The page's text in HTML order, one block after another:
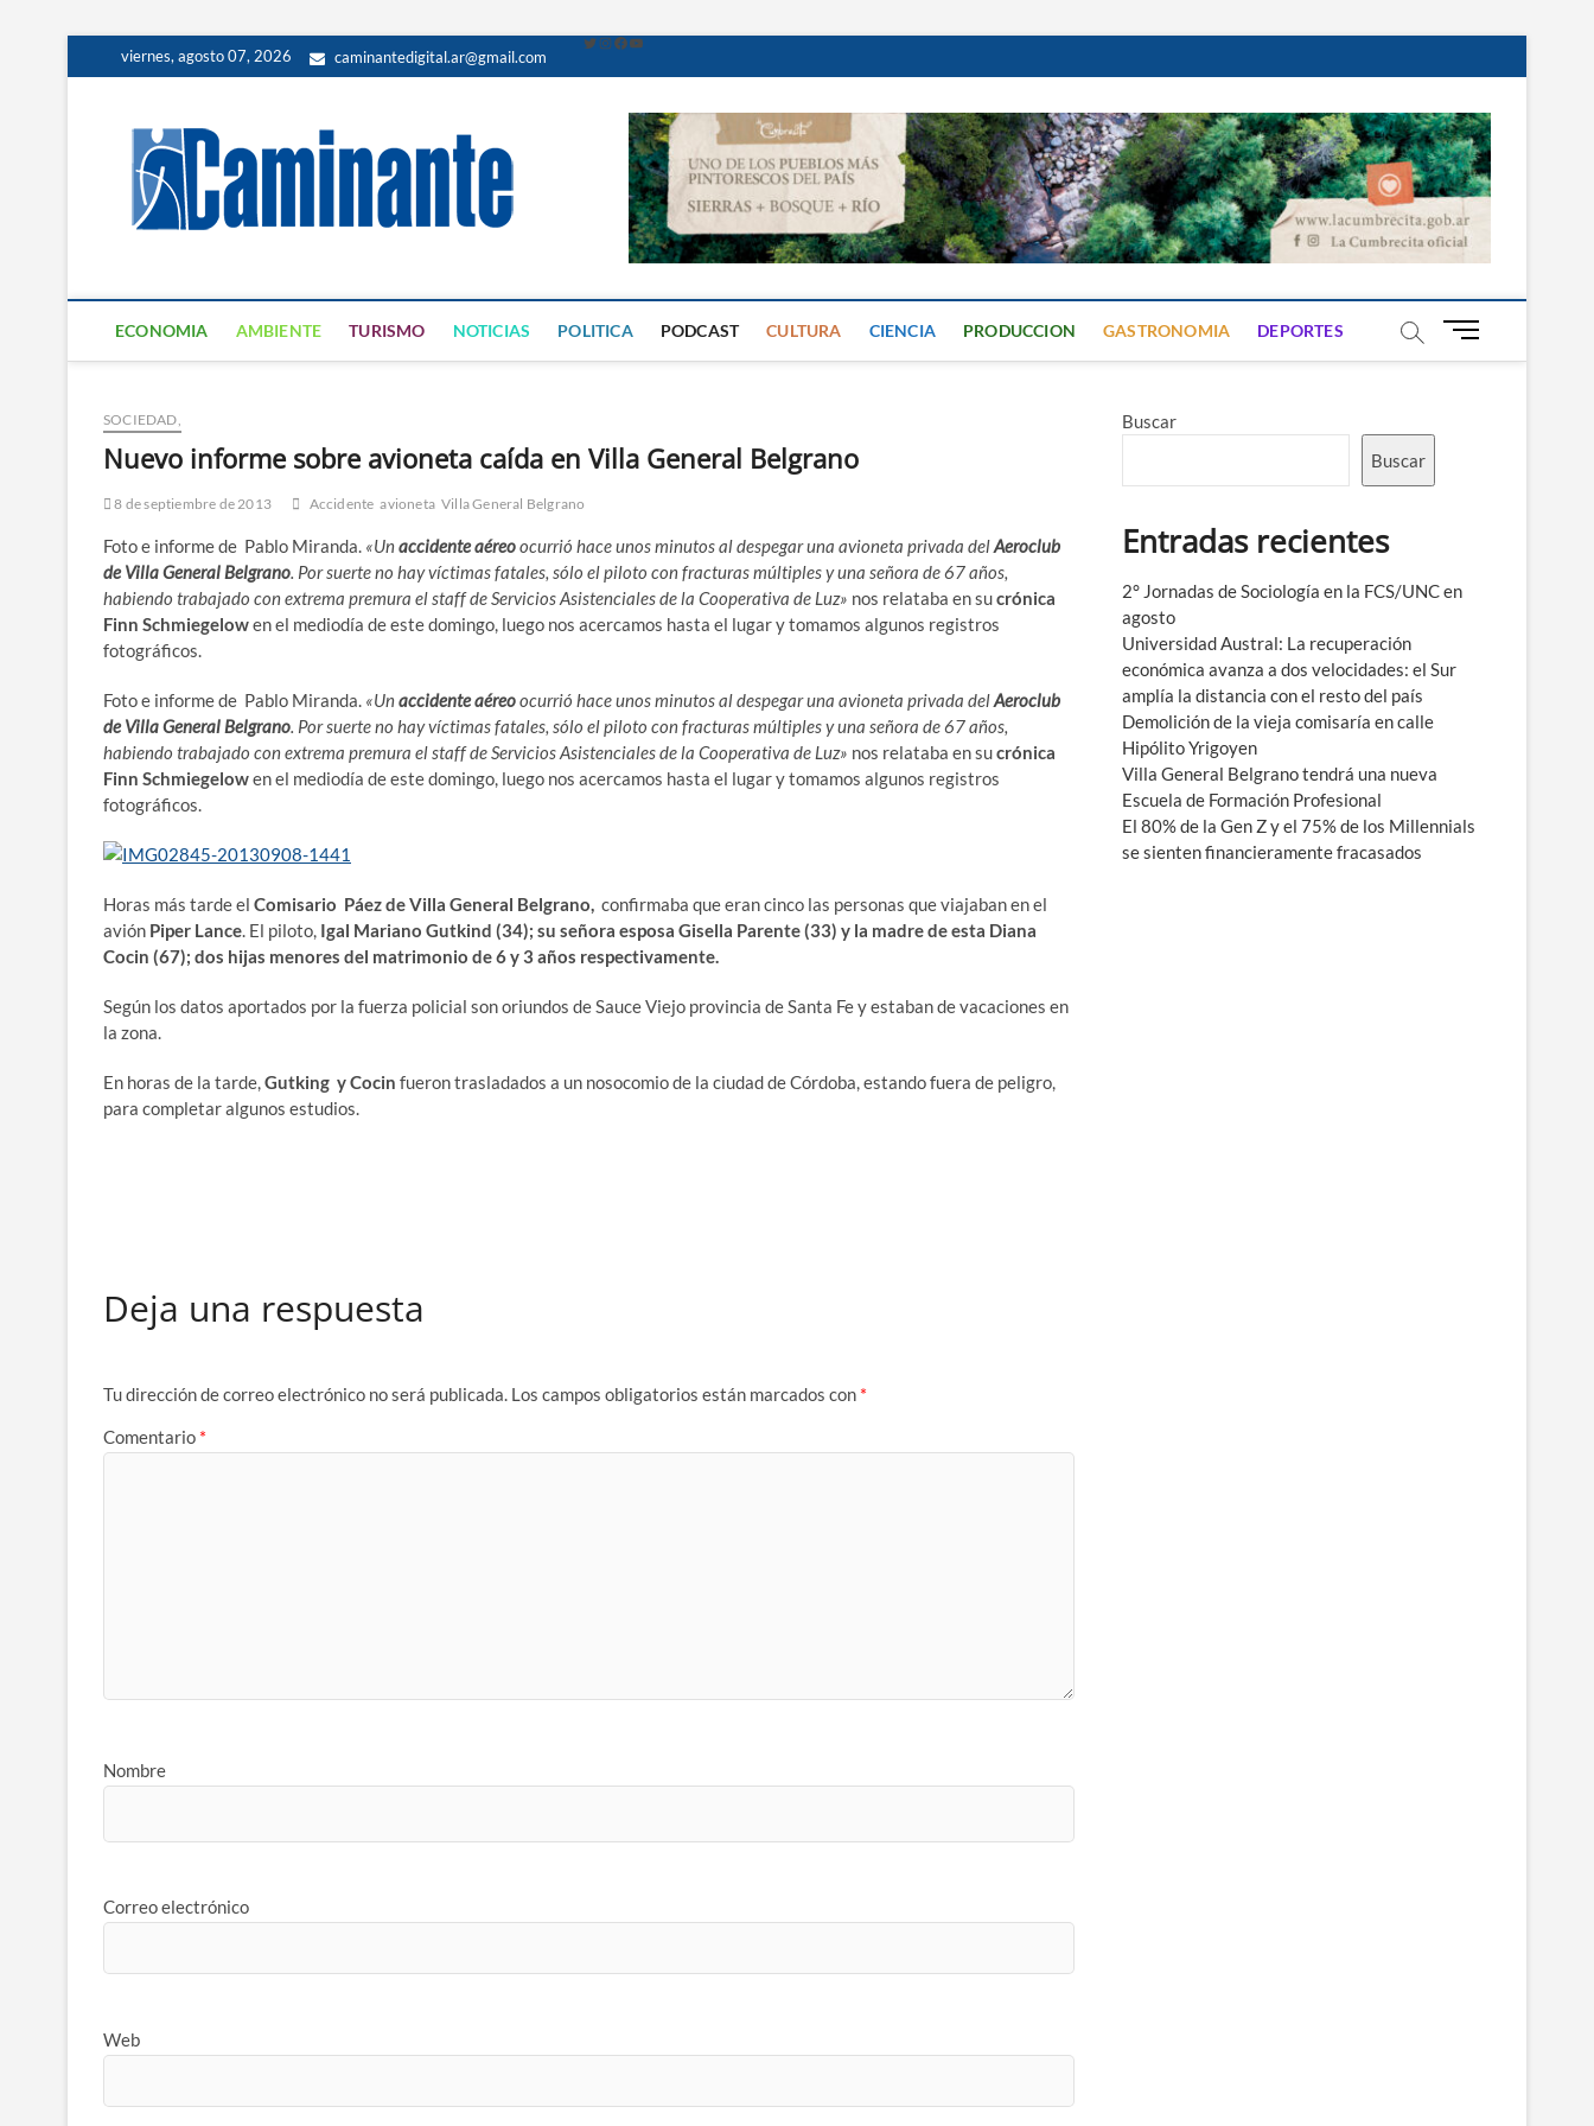
viernes, agosto 07, 2026 caminantedigital.ar@gmail.com
Caminante Digital
PERIÓDICO DIGITAL DEL VALLE DE CALAMUCHITA
ECONOMIA AMBIENTE TURISMO NOTICIAS POLITICA PODCAST CULTURA CIENCIA PRODUCCION GASTRONOMIA DEPORTES
B
ú
SOCIEDAD,
Nuevo informe sobre avioneta caída en Villa General Belgrano
8 de septiembre de 2013 Accidente avioneta Villa General Belgrano
Foto e informe de Pablo Miranda. «Unaccidente aéreoocurrió hace unos minutos al despegar una avioneta privada delAeroclub
de Villa General Belgrano. Por suerte no hay víctimas fatales, sólo el piloto con fracturas múltiples y una señora de 67 años,
habiendo trabajado con extrema premura el staff de Servicios Asistenciales de la Cooperativa de Luz» nos relataba en sucrónica
Finn Schmiegelowen el mediodía de este domingo, luego nos acercamos hasta el lugar y tomamos algunos registros
fotográficos.
Foto e informe de Pablo Miranda. «Unaccidente aéreoocurrió hace unos minutos al despegar una avioneta privada delAeroclub
de Villa General Belgrano. Por suerte no hay víctimas fatales, sólo el piloto con fracturas múltiples y una señora de 67 años,
habiendo trabajado con extrema premura el staff de Servicios Asistenciales de la Cooperativa de Luz» nos relataba en sucrónica
Finn Schmiegelowen el mediodía de este domingo, luego nos acercamos hasta el lugar y tomamos algunos registros
fotográficos.
Horas más tarde el Comisario Páez de Villa General Belgrano, confirmaba que eran cinco las personas que viajaban en el
avión Piper Lance. El piloto, Igal Mariano Gutkind (34); su señora esposa Gisella Parente (33) y la madre de esta Diana
Cocin (67); dos hijas menores del matrimonio de 6 y 3 años respectivamente.
Según los datos aportados por la fuerza policial son oriundos de Sauce Viejo provincia de Santa Fe y estaban de vacaciones en
la zona.
En horas de la tarde,Gutking y Cocin fueron trasladados a un nosocomio de la ciudad de Córdoba, estando fuera de peligro,
para completar algunos estudios.
Deja una respuesta
Tu dirección de correo electrónico no será publicada. Los campos obligatorios están marcados con *
Comentario *
Nombre
Correo electrónico
Web
Buscar
Buscar
Entradas recientes
2° Jornadas de Sociología en la FCS/UNC en
agosto
Universidad Austral: La recuperación
económica avanza a dos velocidades: el Sur
amplía la distancia con el resto del país
Demolición de la vieja comisaría en calle
Hipólito Yrigoyen
Villa General Belgrano tendrá una nueva
Escuela de Formación Profesional
El 80% de la Gen Z y el 75% de los Millennials
se sienten financieramente fracasados